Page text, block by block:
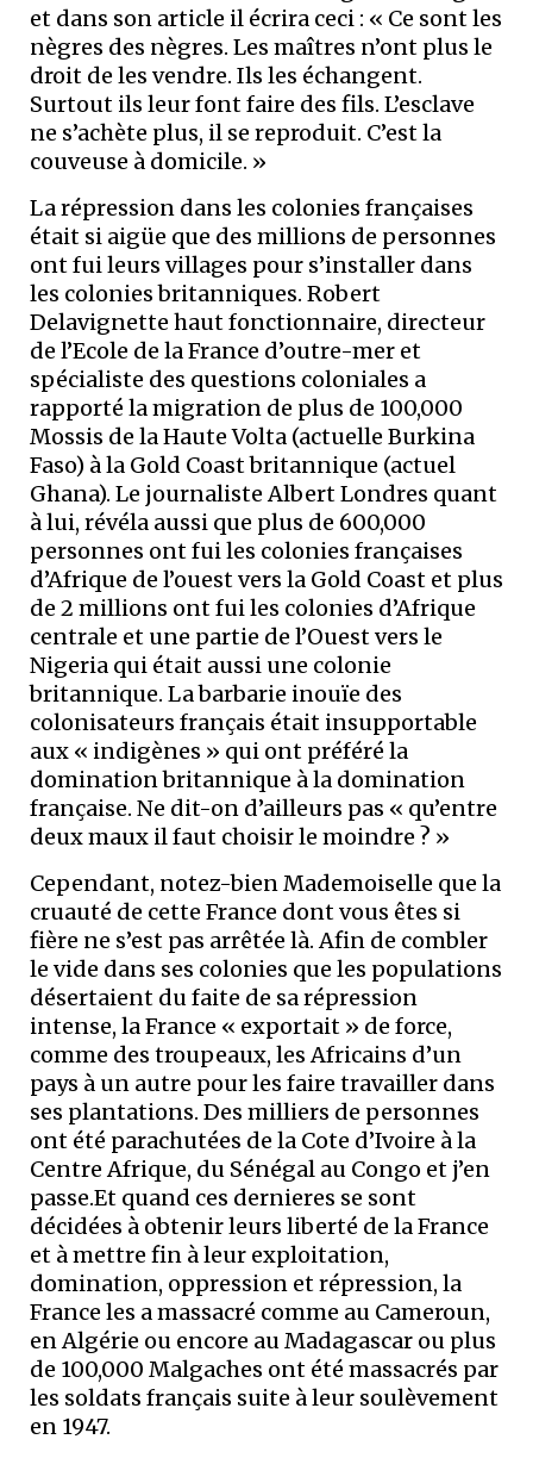
et dans son article il écrira ceci : « Ce sont les
nègres des nègres. Les maîtres n’ont plus le
droit de les vendre. Ils les échangent.
Surtout ils leur font faire des fils. L’esclave
ne s’achète plus, il se reproduit. C’est la
couveuse à domicile. »
La répression dans les colonies françaises
était si aigüe que des millions de personnes
ont fui leurs villages pour s’installer dans
les colonies britanniques. Robert
Delavignette haut fonctionnaire, directeur
de l’Ecole de la France d’outre-mer et
spécialiste des questions coloniales a
rapporté la migration de plus de 100,000
Mossis de la Haute Volta (actuelle Burkina
Faso) à la Gold Coast britannique (actuel
Ghana). Le journaliste Albert Londres quant
à lui, révéla aussi que plus de 600,000
personnes ont fui les colonies françaises
d’Afrique de l’ouest vers la Gold Coast et plus
de 2 millions ont fui les colonies d’Afrique
centrale et une partie de l’Ouest vers le
Nigeria qui était aussi une colonie
britannique. La barbarie inouïe des
colonisateurs français était insupportable
aux « indigènes » qui ont préféré la
domination britannique à la domination
française. Ne dit-on d’ailleurs pas « qu’entre
deux maux il faut choisir le moindre ? »
Cependant, notez-bien Mademoiselle que la
cruauté de cette France dont vous êtes si
fière ne s’est pas arrêtée là. Afin de combler
le vide dans ses colonies que les populations
désertaient du faite de sa répression
intense, la France « exportait » de force,
comme des troupeaux, les Africains d’un
pays à un autre pour les faire travailler dans
ses plantations. Des milliers de personnes
ont été parachutées de la Cote d’Ivoire à la
Centre Afrique, du Sénégal au Congo et j’en
passe.Et quand ces dernieres se sont
décidées à obtenir leurs liberté de la France
et à mettre fin à leur exploitation,
domination, oppression et répression, la
France les a massacré comme au Cameroun,
en Algérie ou encore au Madagascar ou plus
de 100,000 Malgaches ont été massacrés par
les soldats français suite à leur soulèvement
en 1947.